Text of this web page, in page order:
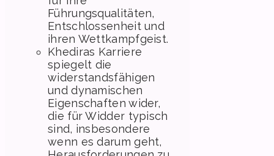
Führungsqualitäten,
Entschlossenheit und
ihren Wettkampfgeist.
Khediras Karriere
spiegelt die
widerstandsfähigen
und dynamischen
Eigenschaften wider,
die für Widder typisch
sind, insbesondere
wenn es darum geht,